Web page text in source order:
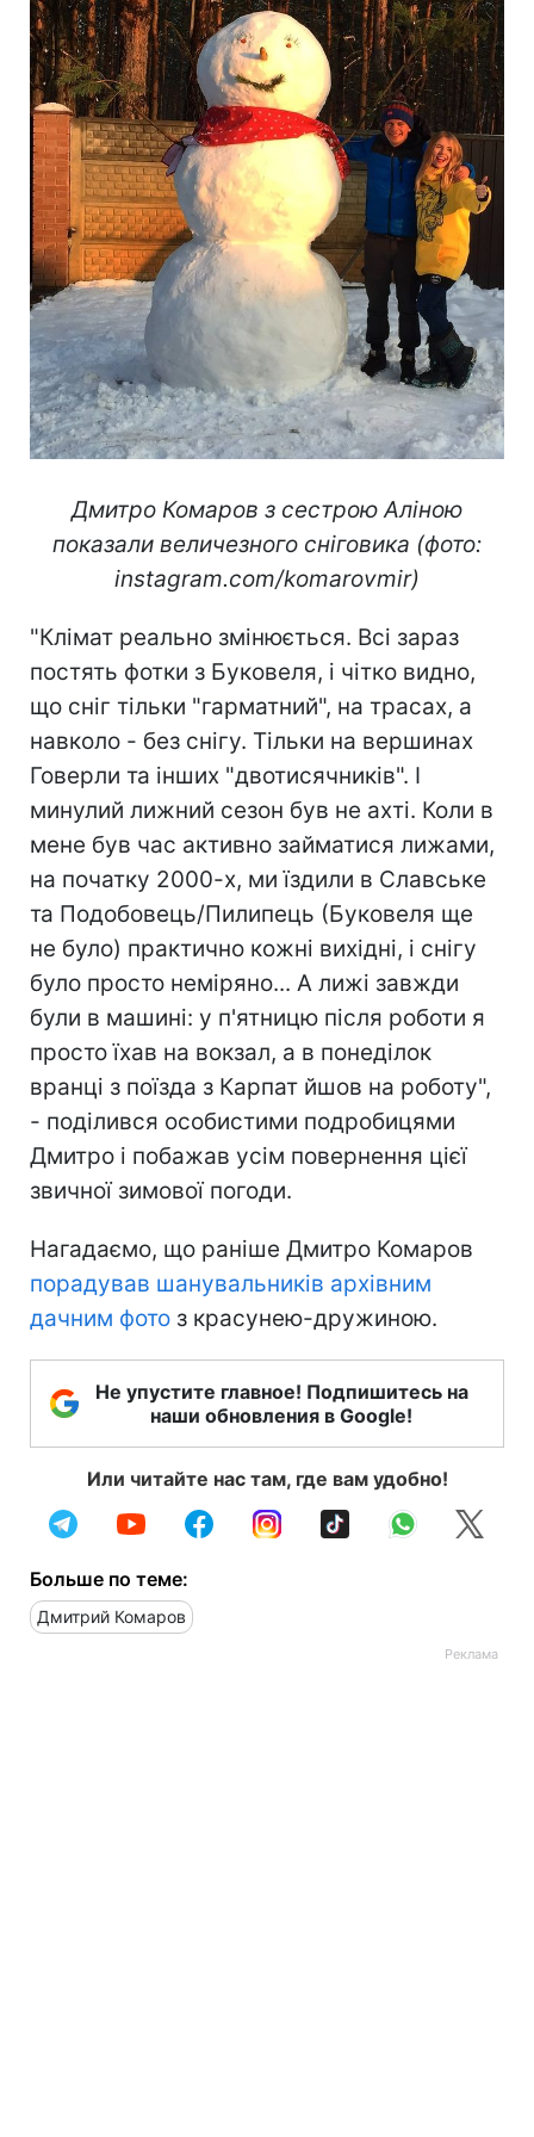
Дмитро Комаров з сестрою Аліною
показали величезного сніговика (фото:
instagram.com/komarovmir)
"Клімат реально змінюється. Всі зараз
постять фотки з Буковеля, і чітко видно,
що сніг тільки "гарматний", на трасах, а
навколо - без снігу. Тільки на вершинах
Говерли та інших "двотисячників". І
минулий лижний сезон був не ахті. Коли в
мене був час активно займатися лижами,
на початку 2000-х, ми їздили в Славське
та Подобовець/Пилипець (Буковеля ще
не було) практично кожні вихідні, і снігу
було просто неміряно... А лижі завжди
були в машині: у п'ятницю після роботи я
просто їхав на вокзал, а в понеділок
вранці з поїзда з Карпат йшов на роботу",
- поділився особистими подробицями
Дмитро і побажав усім повернення цієї
звичної зимової погоди.
Нагадаємо, що раніше Дмитро Комаров
порадував шанувальників архівним
дачним фото з красунею-дружиною.
Не упустите главное! Подпишитесь на
наши обновления в Google!
Или читайте нас там, где вам удобно!
Больше по теме:
Дмитрий Комаров